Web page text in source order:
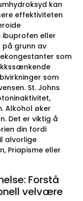
kan
effektiviteten
eller
på grunn av
som
som
St. Johns
Alkohol øker
Det er viktig å
din fordi
alvorlige
Priapisme eller
Forstå
velvære